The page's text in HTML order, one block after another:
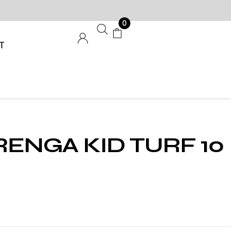
0
KID TURF 10